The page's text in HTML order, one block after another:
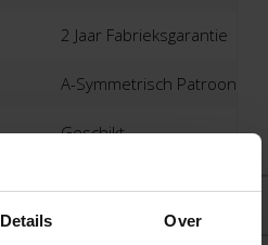
Details Over
2 Jaar Fabrieksgarantie
A-Symmetrisch Patroon
Geschikt